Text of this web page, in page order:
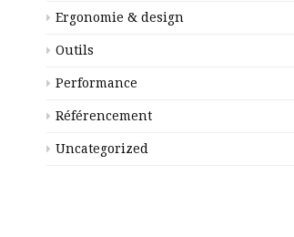
Ergonomie & design
Outils
Performance
Référencement
Uncategorized